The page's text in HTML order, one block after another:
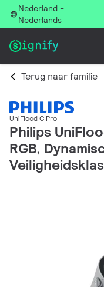
Nederland -
Nederlands
Terug naar familie
UniFlood C Pro
Philips
RGB,